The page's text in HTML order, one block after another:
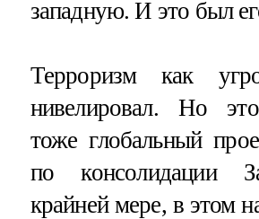
западную. И это был
Терроризм как
нивелировал. Но
тоже глобальный
по консолидации
крайней мере, в этом